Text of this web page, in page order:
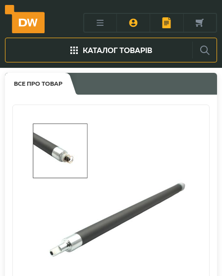
КАТАЛОГ ТОВАРІВ
ВСЕ ПРО ТОВАР